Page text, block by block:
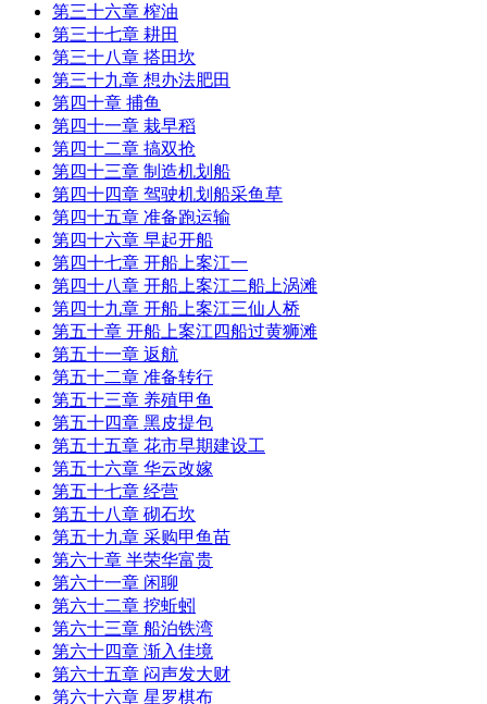
第三十六章 榨油
第三十七章 耕田
第三十八章 搭田坎
第三十九章 想办法肥田
第四十章 捕鱼
第四十一章 栽早稻
第四十二章 搞双抢
第四十三章 制造机划船
第四十四章 驾驶机划船采鱼草
第四十五章 准备跑运输
第四十六章 早起开船
第四十七章 开船上案江一
第四十八章 开船上案江二船上涡滩
第四十九章 开船上案江三仙人桥
第五十章 开船上案江四船过黄狮滩
第五十一章 返航
第五十二章 准备转行
第五十三章 养殖甲鱼
第五十四章 黑皮提包
第五十五章 花市早期建设工
第五十六章 华云改嫁
第五十七章 经营
第五十八章 砌石坎
第五十九章 采购甲鱼苗
第六十章 半荣华富贵
第六十一章 闲聊
第六十二章 挖蚯蚓
第六十三章 船泊铁湾
第六十四章 渐入佳境
第六十五章 闷声发大财
第六十六章 星罗棋布